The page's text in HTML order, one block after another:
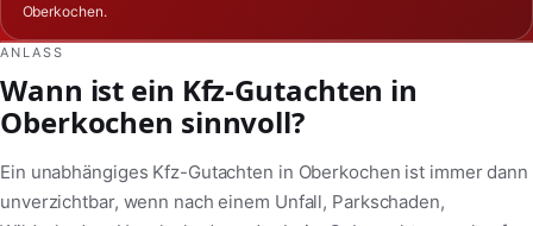
Oberkochen.
ANLASS
Wann ist ein Kfz-Gutachten in
Oberkochen sinnvoll?
Ein unabhängiges Kfz-Gutachten in Oberkochen ist immer dann
unverzichtbar, wenn nach einem Unfall, Parkschaden,